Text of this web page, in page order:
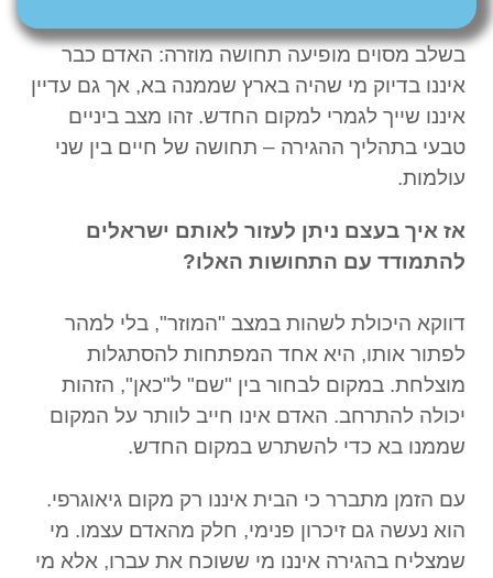
בשלב מסוים מופיעה תחושה מוזרה: האדם כבר
איננו בדיוק מי שהיה בארץ שממנה בא, אך גם עדיין
איננו שייך לגמרי למקום החדש. זהו מצב ביניים
טבעי בתהליך ההגירה – תחושה של חיים בין שני
עולמות.
אז איך בעצם ניתן לעזור לאותם ישראלים
להתמודד עם התחושות האלו?
דווקא היכולת לשהות במצב "המוזר", בלי למהר
לפתור אותו, היא אחד המפתחות להסתגלות
מוצלחת. במקום לבחור בין "שם" ל"כאן", הזהות
יכולה להתרחב. האדם אינו חייב לוותר על המקום
שממנו בא כדי להשתרש במקום החדש.
עם הזמן מתברר כי הבית איננו רק מקום גיאוגרפי.
הוא נעשה גם זיכרון פנימי, חלק מהאדם עצמו. מי
שמצליח בהגירה איננו מי ששוכח את עברו, אלא מי